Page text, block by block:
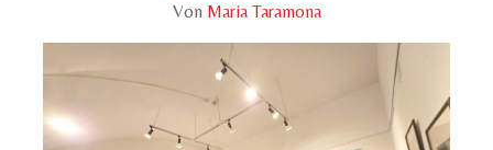
Von Maria Taramona